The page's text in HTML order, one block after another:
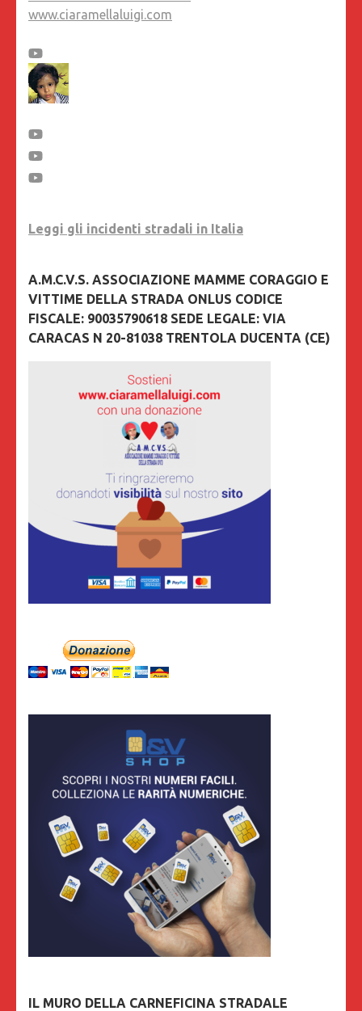
www.ciaramellaluigi.com
Leggi gli incidenti stradali in Italia
A.M.C.V.S. ASSOCIAZIONE MAMME CORAGGIO E
VITTIME DELLA STRADA ONLUS CODICE
FISCALE: 90035790618 SEDE LEGALE: VIA
CARACAS N 20-81038 TRENTOLA DUCENTA (CE)
IL MURO DELLA CARNEFICINA STRADALE